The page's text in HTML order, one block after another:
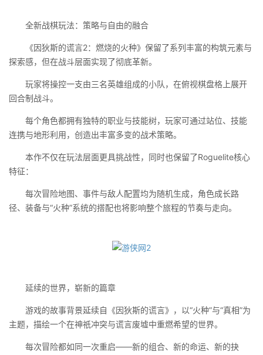
全新战棋玩法：策略与自由的融合
《因狄斯的谎言2：燃烧的火种》保留了系列丰富的构筑元素与
探索感，但在战斗层面实现了彻底革新。
玩家将操控一支由三名英雄组成的小队，在俯视棋盘格上展开
回合制战斗。
每个角色都拥有独特的职业与技能树，玩家可通过站位、技能
连携与地形利用，创造出丰富多变的战术策略。
本作不仅在玩法层面更具挑战性，同时也保留了Roguelite核心
特征：
每次冒险地图、事件与敌人配置均为随机生成，角色成长路
径、装备与“火种”系统的搭配也将影响整个旅程的节奏与走向。
延续的世界，崭新的篇章
游戏的故事背景延续自《因狄斯的谎言》，以“火种”与“真相”为
主题，描绘一个在神祇冲突与谎言废墟中重燃希望的世界。
每次冒险都如同一次重启——新的组合、新的命运、新的抉